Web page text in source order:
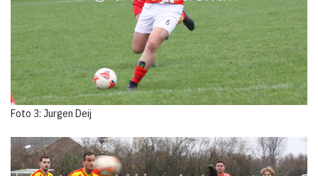
Foto 3: Jurgen Deij